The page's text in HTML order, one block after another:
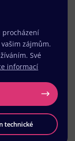
procházení
zájmům.
Své
informací
technické